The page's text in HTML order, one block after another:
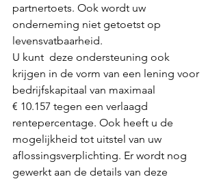
partnertoets. Ook wordt uw
onderneming niet getoetst op
levensvatbaarheid.
U kunt  deze ondersteuning ook
krijgen in de vorm van een lening voor
bedrijfskapitaal van maximaal
€ 10.157 tegen een verlaagd
rentepercentage. Ook heeft u de
mogelijkheid tot uitstel van uw
aflossingsverplichting. Er wordt nog
gewerkt aan de details van deze